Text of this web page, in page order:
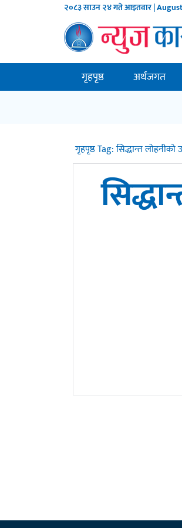
२०८३ साउन २४ गते आइतवार |
गृहपृष्ठ अर्थजगत
गृहपृष्ठTag:सिद्धान्त